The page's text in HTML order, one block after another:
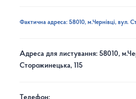
Фактична адреса: 58010, м.Чернівці, вул.
Адреса для листування: 58010,
Сторожинецька, 115